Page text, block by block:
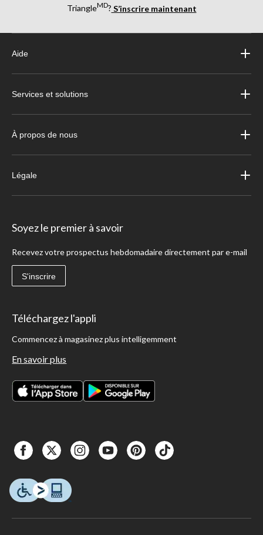
TriangleMD? S’inscrire maintenant
Aide
Services et solutions
À propos de nous
Légale
Soyez le premier à savoir
Recevez votre prospectus hebdomadaire directement par e-mail
S'inscrire
Téléchargez l'appli
Commencez à magasinez plus intelligemment
En savoir plus